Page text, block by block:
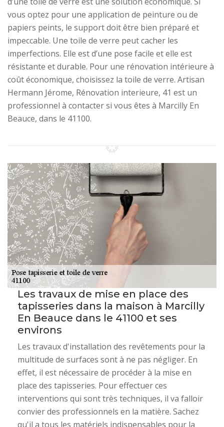
vous optez pour une application de peinture ou de
papiers peints, le support doit être bien préparé et
impeccable. Une toile de verre peut cacher les
imperfections. Elle est d’une pose facile et elle est
résistante et durable. Pour une rénovation intérieure à
coût économique, choisissez la toile de verre. Artisan
Hermann Jérome, Rénovation interieure, 41 est un
professionnel à contacter si vous êtes à Marcilly En
Beauce, dans le 41100.
Les travaux de mise en place des
tapisseries dans la maison à Marcilly
En Beauce dans le 41100 et ses
environs
Les travaux d'installation des revêtements pour la
multitude de surfaces sont à ne pas négliger. En
effet, il est nécessaire de procéder à la mise en
place des tapisseries. Pour effectuer ces
interventions qui sont très techniques, il va falloir
convier des professionnels en la matière. Sachez
qu'il a tous les matériels indispensables pour la